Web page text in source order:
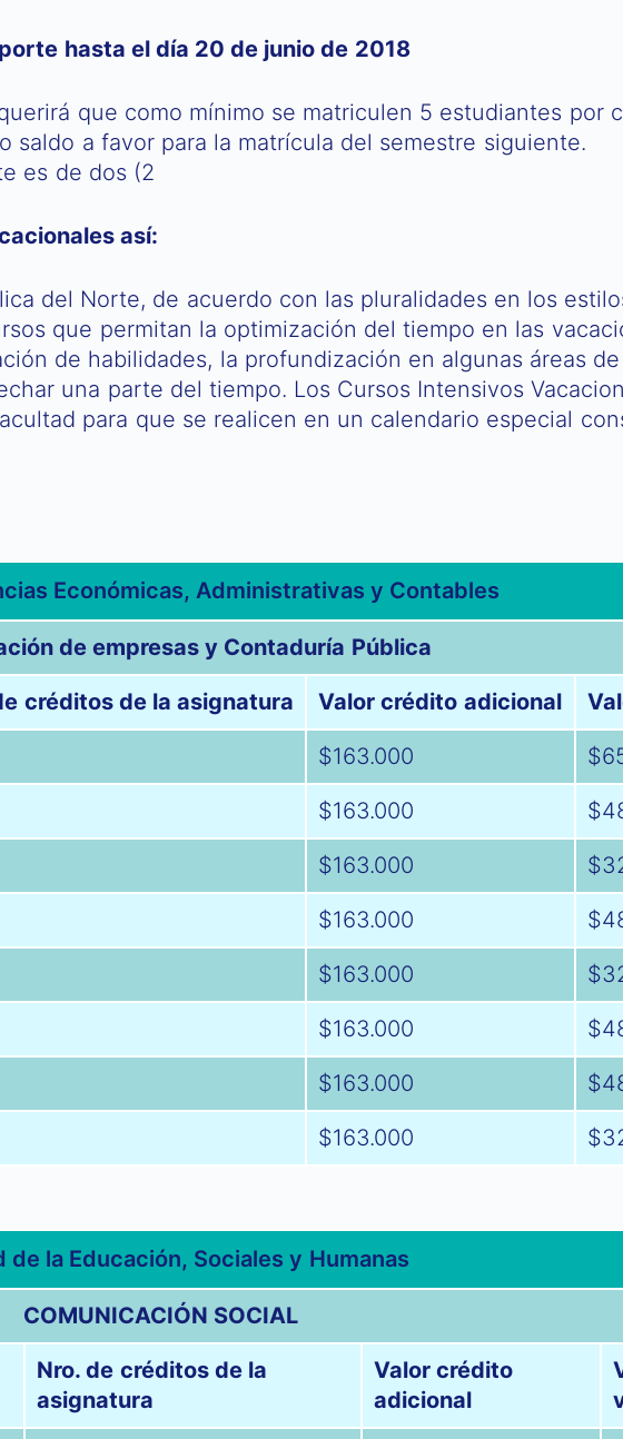
hasta el día 20 de junio de 2018
que como mínimo se matriculen 5 estudiantes por
saldo a favor para la matrícula del semestre siguiente.
es de dos (2
así:
del Norte, de acuerdo con las pluralidades en los
que permitan la optimización del tiempo en las
de habilidades, la profundización en algunas áreas
una parte del tiempo. Los Cursos Intensivos
para que se realicen en un calendario especial
Económicas, Administrativas y Contables
de empresas y Contaduría Pública
créditos de la asignatura Valor crédito adicional
$163.000
$163.000
$163.000
$163.000
$163.000
$163.000
$163.000
$163.000
de la Educación, Sociales y Humanas
COMUNICACIÓN SOCIAL
Nro. de créditos de la
asignatura
Valor crédito
adicional